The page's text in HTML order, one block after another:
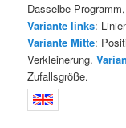
Dasselbe
Variante links:
Variante Mitte:
Verkleinerung.
Zufallsgröße.